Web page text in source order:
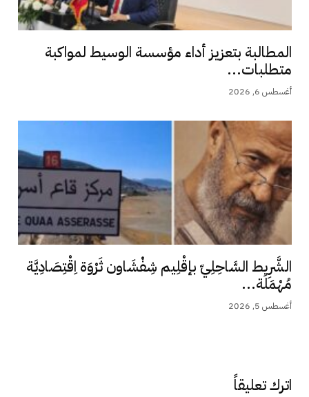
المطالبة بتعزيز أداء مؤسسة الوسيط لمواكبة
متطلبات...
أغسطس 6, 2026
الشَّرِيط السَّاحِلِيّ بإقْلِيم شِفْشَاون ثَرْوَة اِقْتِصَادِيَّة
مُهْمَلَة...
أغسطس 5, 2026
اترك تعليقاً